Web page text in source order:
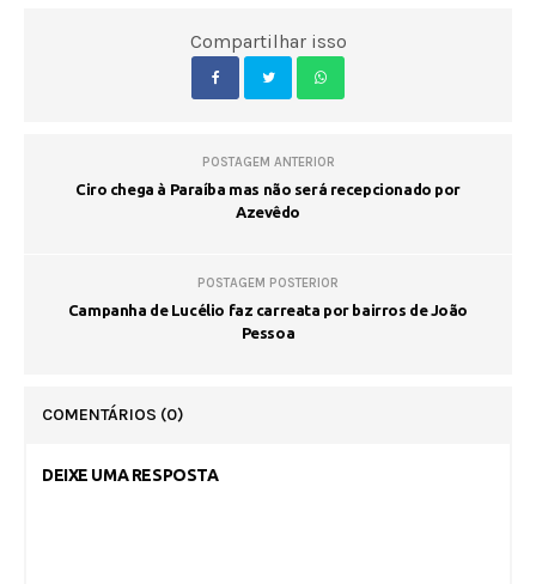
Compartilhar isso
POSTAGEM ANTERIOR
Ciro chega à Paraíba mas não será recepcionado por
Azevêdo
POSTAGEM POSTERIOR
Campanha de Lucélio faz carreata por bairros de João
Pessoa
COMENTÁRIOS (0)
DEIXE UMA RESPOSTA